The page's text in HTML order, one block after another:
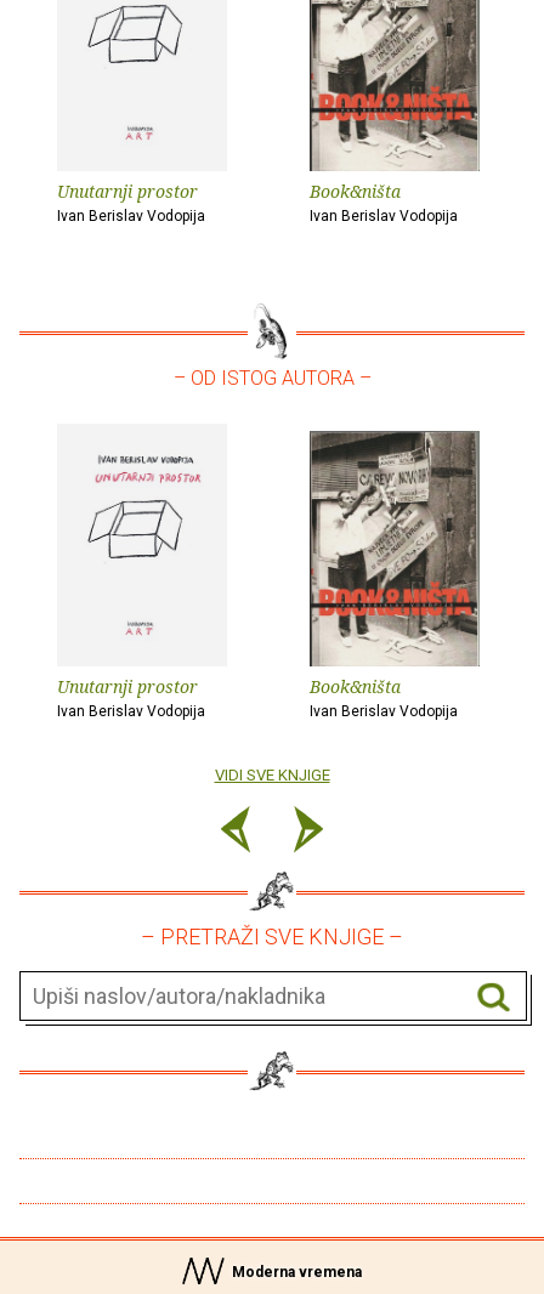
Unutarnji prostor
Ivan Berislav Vodopija
Book&ništa
Ivan Berislav Vodopija
– OD ISTOG AUTORA –
Unutarnji prostor
Ivan Berislav Vodopija
Book&ništa
Ivan Berislav Vodopija
VIDI SVE KNJIGE
– PRETRAŽI SVE KNJIGE –
Moderna vremena